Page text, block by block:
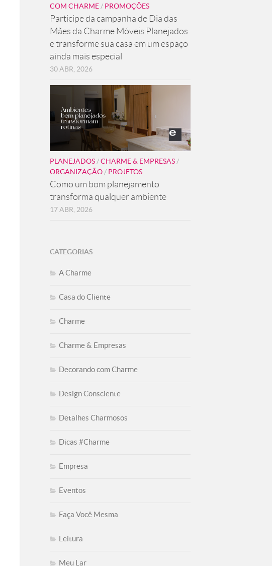
COM CHARME / PROMOÇÕES
Participe da campanha de Dia das
Mães da Charme Móveis Planejados
e transforme sua casa em um espaço
ainda mais especial
30 ABR, 2026
PLANEJADOS/CHARME & EMPRESAS/
ORGANIZAÇÃO/ PROJETOS
Como um bom planejamento
transforma qualquer ambiente
17 ABR, 2026
CATEGORIAS
A Charme
Casa do Cliente
Charme
Charme & Empresas
Decorando com Charme
Design Consciente
Detalhes Charmosos
Dicas #Charme
Empresa
Eventos
Faça Você Mesma
Leitura
Meu Lar